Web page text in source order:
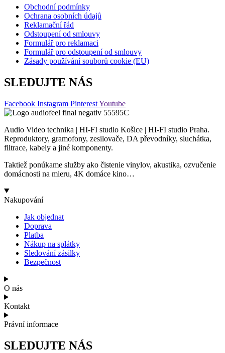
Obchodní podmínky
Ochrana osobních údajů
Reklamační řád
Odstoupení od smlouvy
Formulář pro reklamaci
Formulář pro odstoupení od smlouvy
Zásady používání souborů cookie (EU)
SLEDUJTE NÁS
Facebook Instagram PinterestYoutube
Audio Video technika | HI-FI studio Košice | HI-FI studio Praha.
Reproduktory, gramofony, zesilovače, DA převodníky, sluchátka,
filtrace, kabely a jiné komponenty.
Taktiež ponúkame služby ako čistenie vinylov, akustika, ozvučenie
domácnosti na mieru, 4K domáce kino…
Nakupování
Jak objednat
Doprava
Platba
Nákup na splátky
Sledování zásilky
Bezpečnost
O nás
Kontakt
Právní informace
SLEDUJTE NÁS